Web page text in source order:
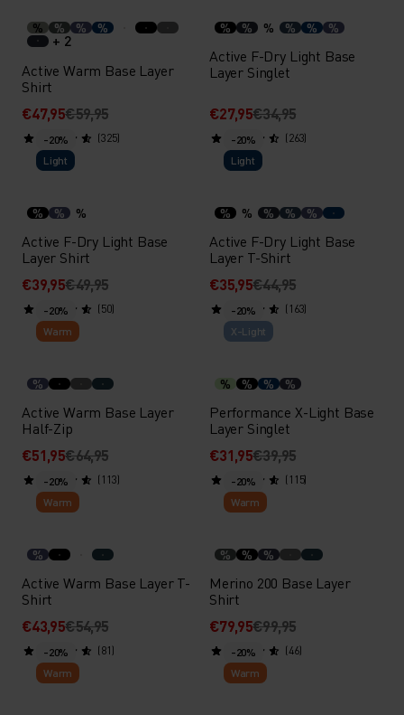
% % % %
+ 2
Active Warm Base Layer
Shirt
€47,95€59,95
(325)
% % % % % %
Active F-Dry Light Base
Layer Singlet
€27,95€34,95
(263)
-20%
Light
% % %
Active F-Dry Light Base
Layer Shirt
€39,95€49,95
(50)
-20%
Light
% % % % %
Active F-Dry Light Base
Layer T-Shirt
€35,95€44,95
(163)
-20%
Warm
%
Active Warm Base Layer
Half-Zip
€51,95€64,95
(113)
-20%
X-Light
% % % %
Performance X-Light Base
Layer Singlet
€31,95€39,95
(115)
-20%
Warm
%
Active Warm Base Layer T-
Shirt
€43,95€54,95
(81)
-20%
Warm
% % %
Merino 200 Base Layer
Shirt
€79,95€99,95
(46)
-20%
Warm
-20%
Warm